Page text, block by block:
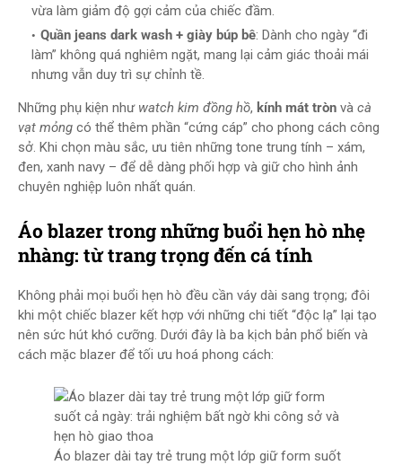
vừa làm giảm độ gợi cảm của chiếc đầm.
Quần jeans dark wash + giày búp bê: Dành cho ngày “đi
làm” không quá nghiêm ngặt, mang lại cảm giác thoải mái
nhưng vẫn duy trì sự chỉnh tề.
Những phụ kiện như watch kim đồng hồ, kính mát tròn và cà
vạt mỏng có thể thêm phần “cứng cáp” cho phong cách công
sở. Khi chọn màu sắc, ưu tiên những tone trung tính – xám,
đen, xanh navy – để dễ dàng phối hợp và giữ cho hình ảnh
chuyên nghiệp luôn nhất quán.
Áo blazer trong những buổi hẹn hò nhẹ
nhàng: từ trang trọng đến cá tính
Không phải mọi buổi hẹn hò đều cần váy dài sang trọng; đôi
khi một chiếc blazer kết hợp với những chi tiết “độc lạ” lại tạo
nên sức hút khó cưỡng. Dưới đây là ba kịch bản phổ biến và
cách mặc blazer để tối ưu hoá phong cách:
Áo blazer dài tay trẻ trung một lớp giữ form suốt